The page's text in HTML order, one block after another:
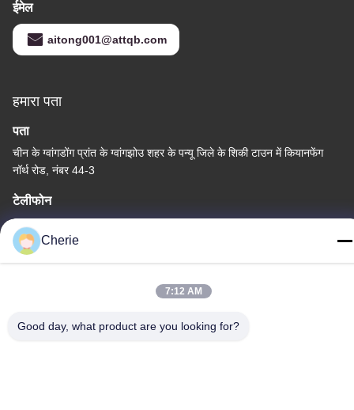
ईमेल
aitong001@attqb.com
हमारा पता
पता
चीन के ग्वांगडोंग प्रांत के ग्वांगझोउ शहर के पन्यू जिले के शि‍की टाउन में कियानफेंग
नॉर्थ रोड, नंबर 44-3
टेलीफोन
86--15820258065
Cherie
7:12 AM
Good day, what product are you looking for?